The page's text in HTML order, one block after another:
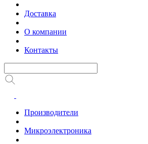
Доставка
О компании
Контакты
Производители
Микроэлектроника